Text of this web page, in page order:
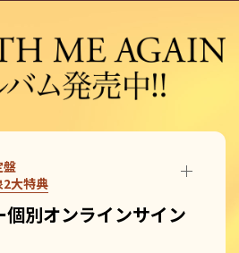
盤
2大特典
個別オンラインサイン